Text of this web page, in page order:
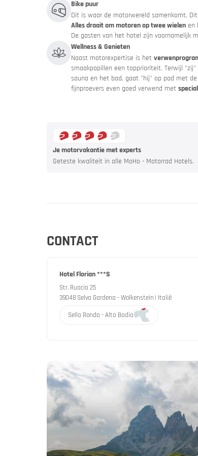
Bike puur
Dit is waar de motorwereld samenkomt. Dit
Alles draait om motoren op twee wielen en
De gasten van het hotel zijn voornamelijk
Wellness & Genieten
Naast motorexpertise is het
smaakpapillen een topprioriteit. Terwijl
sauna en het bad, gaat "hij" op pad met de
fijnproevers even goed verwend met
Je motorvakantie met experts
Geteste kwaliteit in alle MoHo - Motorrad Hotels.
CONTACT
Hotel Florian ***S
Str. Ruacia 25
39048 Selva Gardena - Wolkenstein | Italië
Sella Ronda - Alta Badia